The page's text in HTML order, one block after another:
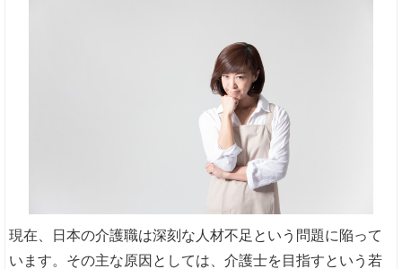
現在、日本の介護職は深刻な人材不足という問題に陥って
います。その主な原因としては、介護士を目指すという若